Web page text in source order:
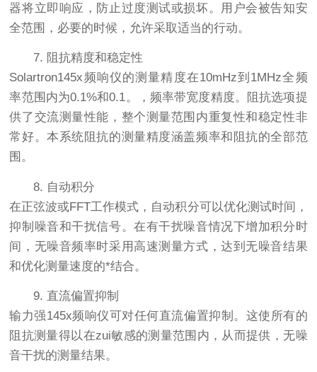
器将立即响应，防止过度测试或损坏。用户会被告知安
全范围，必要的时候，允许采取适当的行动。
7. 阻抗精度和稳定性
Solartron145x频响仪的测量精度在10mHz到1MHz全频
率范围内为0.1%和0.1。，频率带宽度精度。阻抗选项提
供了交流测量性能，整个测量范围内重复性和稳定性非
常好。本系统阻抗的测量精度涵盖频率和阻抗的全部范
围。
8. 自动积分
在正弦波或FFT工作模式，自动积分可以优化测试时间，
抑制噪音和干扰信号。在有干扰噪音情况下增加积分时
间，无噪音频率时采用高速测量方式，达到无噪音结果
和优化测量速度的*结合。
9. 直流偏置抑制
输力强145x频响仪可对任何直流偏置抑制。这使所有的
阻抗测量得以在zui敏感的测量范围内，从而提供，无噪
音干扰的测量结果。